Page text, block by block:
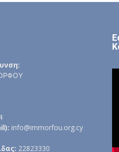
info@immorfou.org.cy
22823330